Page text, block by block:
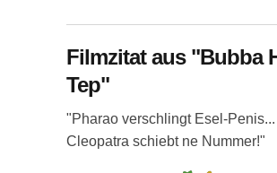
Filmzitat aus "Bubba
Tep"
"Pharao verschlingt Esel-Penis...
Cleopatra schiebt ne Nummer!"